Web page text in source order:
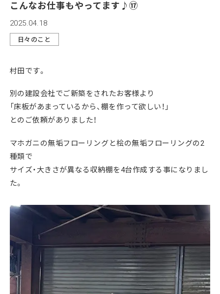
こんなお仕事もやってます♪⑰
2025.04.18
日々のこと
村田です。
別の建設会社でご新築をされたお客様より
「床板があまっているから、棚を作って欲しい！」
とのご依頼がありました！
マホガニの無垢フローリングと桧の無垢フローリングの2
種類で
サイズ・大きさが異なる収納棚を4台作成する事になりまし
た。